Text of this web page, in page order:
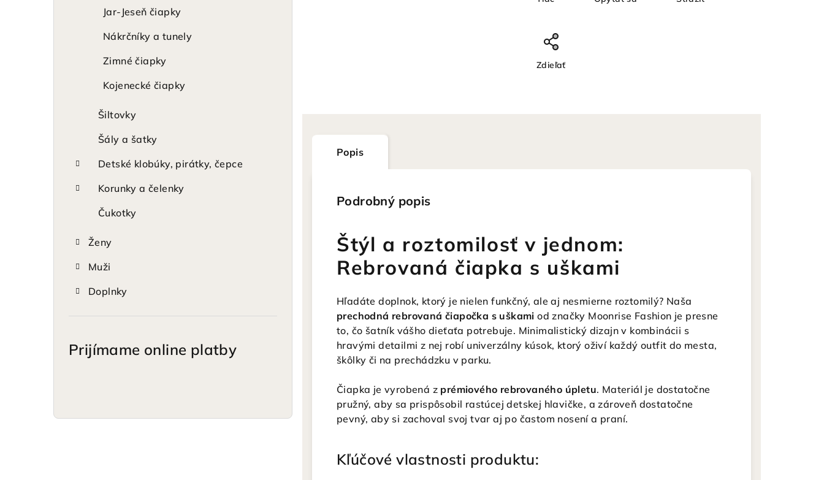
Jar-Jeseň čiapky
Nákrčníky a tunely
Zimné čiapky
Kojenecké čiapky
Šiltovky
Šály a šatky
Detské klobúky, pirátky, čepce
Korunky a čelenky
Čukotky
Ženy
Muži
Doplnky
Prijímame online platby
Zdieľať
Popis
Podrobný popis
Štýl a roztomilosť v jednom:
Rebrovaná čiapka s uškami
Hľadáte doplnok, ktorý je nielen funkčný, ale aj nesmierne roztomilý? Naša
prechodná rebrovaná čiapočka s uškami od značky Moonrise Fashion je presne
to, čo šatník vášho dieťaťa potrebuje. Minimalistický dizajn v kombinácii s
hravými detailmi z nej robí univerzálny kúsok, ktorý oživí každý outfit do mesta,
škôlky či na prechádzku v parku.
Čiapka je vyrobená z prémiového rebrovaného úpletu. Materiál je dostatočne
pružný, aby sa prispôsobil rastúcej detskej hlavičke, a zároveň dostatočne
pevný, aby si zachoval svoj tvar aj po častom nosení a praní.
Kľúčové vlastnosti produktu: